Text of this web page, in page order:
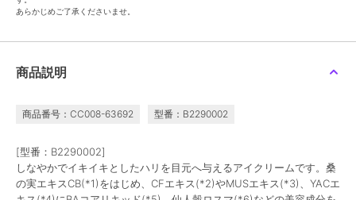
あらかじめご了承くださいませ。
商品説明
商品番号：CC008-63692 型番：B2290002
[型番：B2290002]
しなやかでイキイキとしたハリを目元へ与えるアイクリームです。桑
の実エキスCB(*1)をはじめ、CFエキス(*2)やMUSエキス(*3)、YACエ